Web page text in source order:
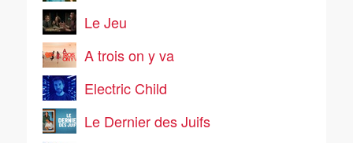
Le Jeu
A trois on y va
Electric Child
Le Dernier des Juifs